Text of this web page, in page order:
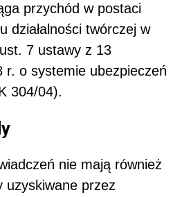
przychód w postaci
działalności twórczej w
7 ustawy z 13
r. o systemie ubezpieczeń
304/04).
nie mają również
uzyskiwane przez